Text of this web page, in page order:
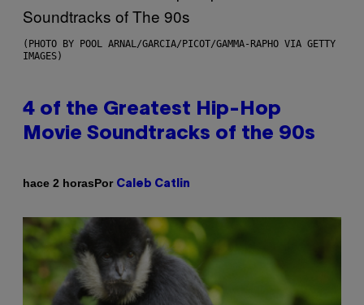
(PHOTO BY POOL ARNAL/GARCIA/PICOT/GAMMA-RAPHO VIA GETTY
IMAGES)
4 of the Greatest Hip-Hop
Movie Soundtracks of the 90s
hace 2 horasPor Caleb Catlin